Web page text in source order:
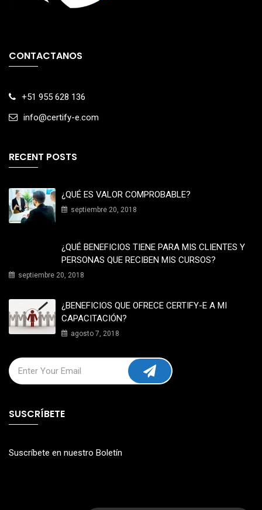
CONTACTANOS
+51 955 628 136
info@certify-e.com
RECENT POSTS
¿QUÉ ES VALOR COMPROBABLE?
septiembre 20, 2018
¿QUÉ BENEFICIOS TIENE PARA MIS CLIENTES Y
PERSONAS QUE RECIBEN MIS CURSOS?
septiembre 20, 2018
¿BENEFICIOS QUE OFRECE CERTIFY-E A MI
CAPACITACIÓN?
agosto 7, 2018
SUSCRÍBETE
Suscríbete en nuestro Boletín